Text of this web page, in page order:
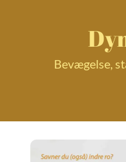
Bevægelse,